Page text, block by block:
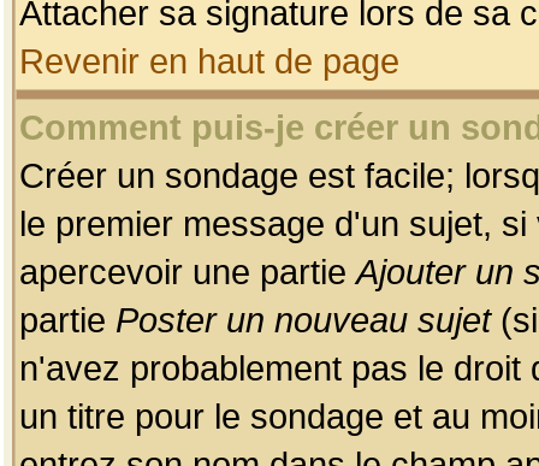
Attacher sa signature lors de sa
Revenir en haut de page
Comment puis-je créer un
Créer un sondage est facile;
le premier message d'un sujet,
apercevoir une partieAjouter un
partie Poster un nouveau sujet(si
n'avez probablement pas le
un titre pour le sondage et au